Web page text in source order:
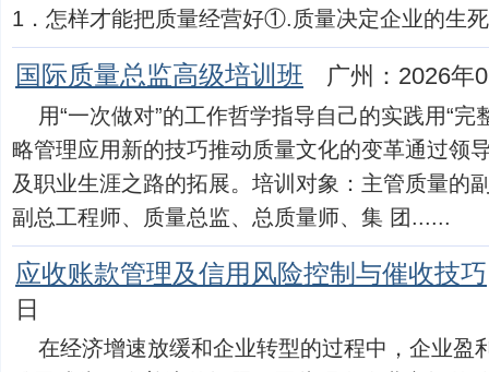
1．怎样才能把质量经营好①.质量决定企业的生
国际质量总监高级培训班 广州：2026年
用“一次做对”的工作哲学指导自己的实践用“
略管理应用新的技巧推动质量文化的变革通过领
及职业生涯之路的拓展。培训对象：主管质量的
副总工程师、质量总监、总质量师、集 团......
应收账款管理及信用风险控制与催收技巧
日
在经济增速放缓和企业转型的过程中，企业盈